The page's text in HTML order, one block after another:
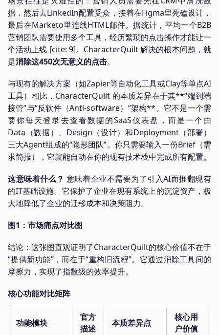
据，然后去LinkedIn配置受众，接着在Figma里死磕设计，
最后在Marketo里连线HTML邮件。据统计，平均一个B2B
营销团队需要使用多个工具，经历繁琐的点击操作才能让一
个活动上线 [cite: 9]。CharacterQuilt 解决的根本问题，就
是消除这450次无意义的点击。
与现有的解决方案（如Zapier等自动化工具或Clay等单点AI
工具）相比，CharacterQuilt 的本质差异在于其**“端到端
接管”与“反软件（Anti-software）”架构**。它不是一个需
要你每天登录去查看数据的SaaS仪表盘，而是一个由
Data（数据）、Design（设计）和Deployment（部署）
三大Agent组成的“隐形团队”。你只需要输入一份Brief（需
求简报），它就能自动在你的现有技术栈中完成所有配置。
这意味着什么？ 意味着企业不需要为了引入AI而推翻现有
的IT基础设施。它保护了企业在现有系统上的沉淀资产，极
大地降低了企业的迁移成本和决策阻力。
图1：市场痛点对比图
结论：这张图直观证明了CharacterQuilt的核心价值不在于
“提供新功能”，而在于“重构旧流程”。它通过消除工具间的
摩擦力，实现了指数级的效率提升。
核心功能对比矩阵
功能模块
官方
描述
本质差异点
核心用
户价值